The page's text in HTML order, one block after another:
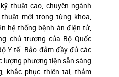
thuật cao, chuyên ngành
mới trong từng khoa,
hệ thống bệnh án điện tử,
chủ trương của Bộ Quốc
Y tế. Bảo đảm đầy đủ các
lượng phương tiện sẵn sàng
khắc phục thiên tai, thảm